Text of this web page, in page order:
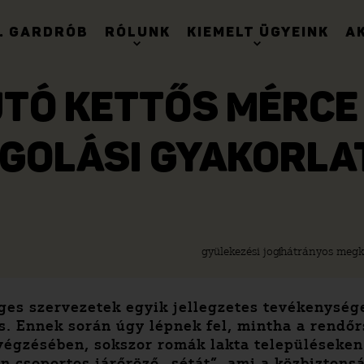
GARDRÓB RÓLUNK KIEMELT ÜGYEINK
KETTŐS
gyülekezési joghátrányos
szervezetek egyik jellegzetes
Ennek során úgy lépnek fel, mintha a
sokszor romák lakta